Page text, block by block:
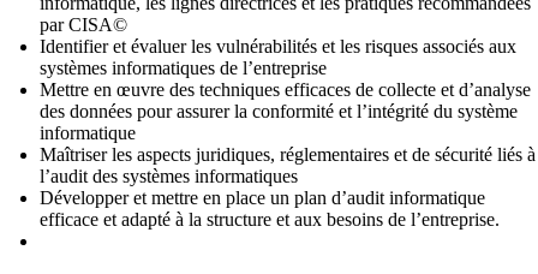
par CISA©
Identifier et évaluer les vulnérabilités et les risques associés aux
systèmes informatiques de l’entreprise
Mettre en œuvre des techniques efficaces de collecte et d’analyse
des données pour assurer la conformité et l’intégrité du système
informatique
Maîtriser les aspects juridiques, réglementaires et de sécurité liés à
l’audit des systèmes informatiques
Développer et mettre en place un plan d’audit informatique
efficace et adapté à la structure et aux besoins de l’entreprise.